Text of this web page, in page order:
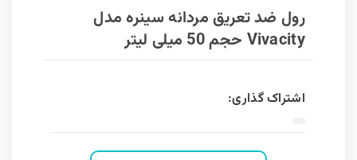
رول ضد تعریق مردانه سینره مدل
Vivacity حجم 50 میلی لیتر
اشتراک گذاری: